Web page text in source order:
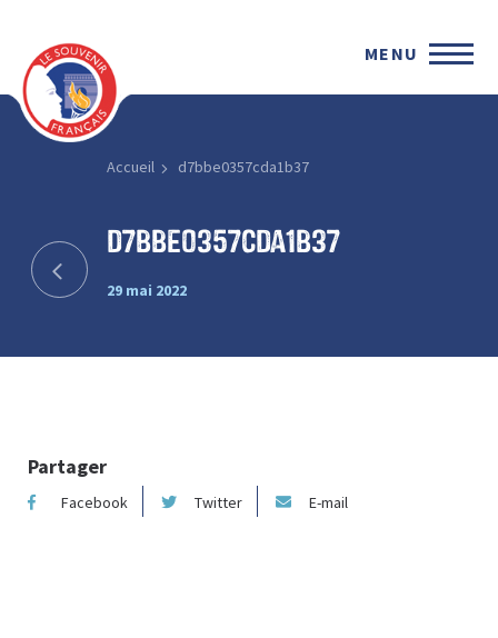
MENU
Accueil d7bbe0357cda1b37
d7bbe0357cda1b37
29 mai 2022
Partager
Facebook Twitter E-mail